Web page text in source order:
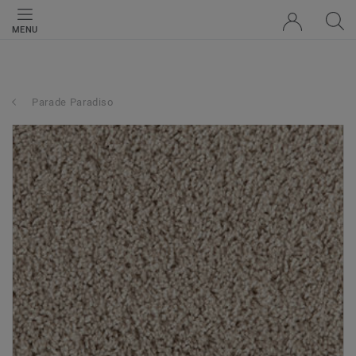
MENU
Parade Paradiso